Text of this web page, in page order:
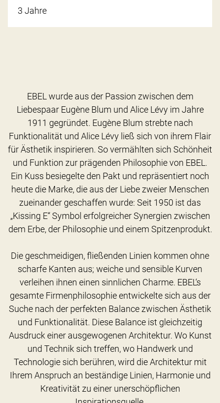
3 Jahre
EBEL wurde aus der Passion zwischen dem
Liebespaar Eugène Blum und Alice Lévy im Jahre
1911 gegründet. Eugène Blum strebte nach
Funktionalität und Alice Lévy ließ sich von ihrem Flair
für Ästhetik inspirieren. So vermählten sich Schönheit
und Funktion zur prägenden Philosophie von EBEL.
Ein Kuss besiegelte den Pakt und repräsentiert noch
heute die Marke, die aus der Liebe zweier Menschen
zueinander geschaffen wurde: Seit 1950 ist das
„Kissing E“ Symbol erfolgreicher Synergien zwischen
dem Erbe, der Philosophie und einem Spitzenprodukt.
Die geschmeidigen, fließenden Linien kommen ohne
scharfe Kanten aus; weiche und sensible Kurven
verleihen ihnen einen sinnlichen Charme. EBEL‘s
gesamte Firmenphilosophie entwickelte sich aus der
Suche nach der perfekten Balance zwischen Ästhetik
und Funktionalität. Diese Balance ist gleichzeitig
Ausdruck einer ausgewogenen Architektur. Wo Kunst
und Technik sich treffen, wo Handwerk und
Technologie sich berühren, wird die Architektur mit
Ihrem Anspruch an beständige Linien, Harmonie und
Kreativität zu einer unerschöpflichen